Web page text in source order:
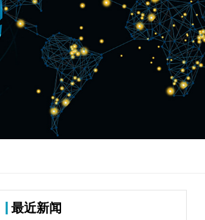
最近新闻